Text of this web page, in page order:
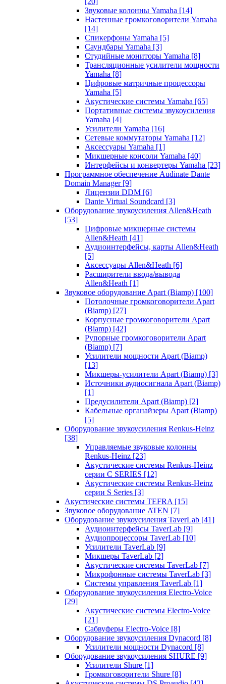
Звуковые колонны Yamaha [14]
Настенные громкоговорители Yamaha
[14]
Спикерфоны Yamaha [5]
Саундбары Yamaha [3]
Студийные мониторы Yamaha [8]
Трансляционные усилители мощности
Yamaha [8]
Цифровые матричные процессоры
Yamaha [5]
Акустические системы Yamaha [65]
Портативные системы звукоусиления
Yamaha [4]
Усилители Yamaha [16]
Сетевые коммутаторы Yamaha [12]
Аксессуары Yamaha [1]
Микшерные консоли Yamaha [40]
Интерфейсы и конвертеры Yamaha [23]
Программное обеспечение Audinate Dante
Domain Manager [9]
Лицензии DDM [6]
Dante Virtual Soundcard [3]
Оборудование звукоусиления Allen&Heath
[53]
Цифровые микшерные системы
Allen&Heath [41]
Аудиоинтерфейсы, карты Allen&Heath
[5]
Аксессуары Allen&Heath [6]
Расширители ввода/вывода
Allen&Heath [1]
Звуковое оборудование Apart (Biamp) [100]
Потолочные громкоговорители Apart
(Biamp) [27]
Корпусные громкоговорители Apart
(Biamp) [42]
Рупорные громкоговорители Apart
(Biamp) [7]
Усилители мощности Apart (Biamp)
[13]
Микшеры-усилители Apart (Biamp) [3]
Источники аудиосигнала Apart (Biamp)
[1]
Предусилители Apart (Biamp) [2]
Кабельные органайзеры Apart (Biamp)
[5]
Оборудование звукоусиления Renkus-Heinz
[38]
Управляемые звуковые колонны
Renkus-Heinz [23]
Акустические системы Renkus-Heinz
серии C SERIES [12]
Акустические системы Renkus-Heinz
серии S Series [3]
Акустические системы TEFRA [15]
Звуковое оборудование ATEN [7]
Оборудование звукоусиления TaverLab [41]
Аудиоинтерфейсы TaverLab [9]
Аудиопроцессоры TaverLab [10]
Усилители TaverLab [9]
Микшеры TaverLab [2]
Акустические системы TaverLab [7]
Микрофонные системы TaverLab [3]
Системы управления TaverLab [1]
Оборудование звукоусиления Electro-Voice
[29]
Акустические системы Electro-Voice
[21]
Сабвуферы Electro-Voice [8]
Оборудование звукоусиления Dynacord [8]
Усилители мощности Dynacord [8]
Оборудование звукоусиления SHURE [9]
Усилители Shure [1]
Громкоговорители Shure [8]